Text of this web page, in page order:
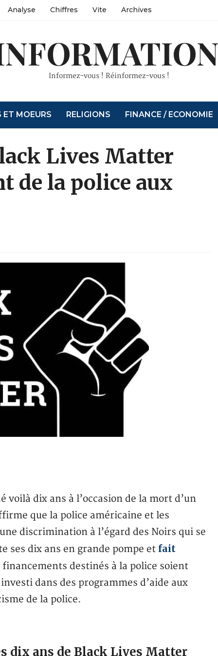
Analyse Chiffres Vite Archives
Informez-vous ! Réinformez-vous !
ET MOEURS RELIGIONS FINANCE / ECONOMIE
Lives Matter
de la police aux
voilà dix ans à l’occasion de la mort d’un
que la police américaine et les
discrimination à l’égard des Noirs qui se
ses dix ans en grande pompe et fait
destinés à la police soient
dans des programmes d’aide aux
de la police.
dix ans de Black Lives Matter